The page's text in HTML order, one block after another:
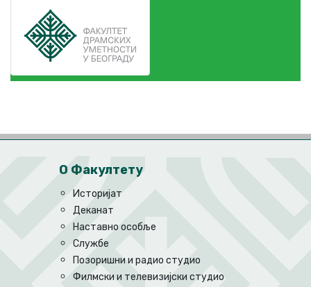
О Факултету
Историјат
Деканат
Наставно особље
Службе
Позоришни и радио студио
Филмски и телевизијски студио